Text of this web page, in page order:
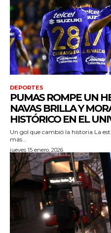
DEPORTES
PUMAS ROMPE UN
NAVAS BRILLA Y
HISTÓRICO EN EL
Un gol que cambió la historia La
más...
jueves 15 enero, 2026